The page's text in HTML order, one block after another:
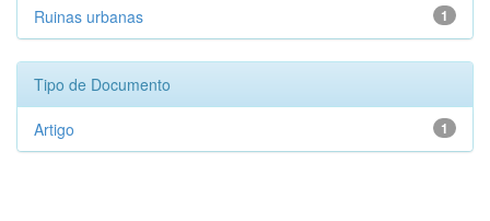
1
Ruinas urbanas
Tipo de Documento
1
Artigo